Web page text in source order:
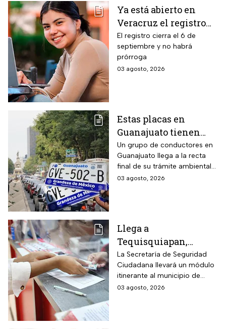
sanción de miles de pesos.
Ya está abierto en
Veracruz el registro
para becas de hasta
$3,000 pesos para
estudiantes de todos
los niveles: fecha
El registro cierra el 6 de
septiembre y no habrá
prórroga
03 agosto, 2026
Estas placas en
Guanajuato tienen
hasta el 31 de agosto
2026 para realizar la
verificación
vehicular o habrá
Un grupo de conductores en
Guanajuato llega a la recta
final de su trámite ambiental
semestral. El descuido cuesta
03 agosto, 2026
Llega a
Tequisquiapan,
Querétaro, unidad
móvil de licencia de
conducir este martes
4 de agosto: los cupos
La Secretaría de Seguridad
Ciudadana llevará un módulo
itinerante al municipio de
Tequisquiapan, en Querétaro,
03 agosto, 2026